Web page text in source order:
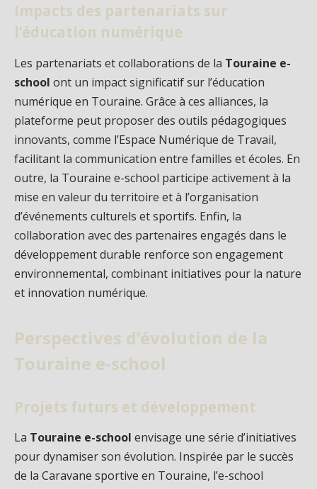
Impacts des partenariats sur
l’éducation numérique
Les partenariats et collaborations de la Touraine e-
school ont un impact significatif sur l’éducation
numérique en Touraine. Grâce à ces alliances, la
plateforme peut proposer des outils pédagogiques
innovants, comme l’Espace Numérique de Travail,
facilitant la communication entre familles et écoles. En
outre, la Touraine e-school participe activement à la
mise en valeur du territoire et à l’organisation
d’événements culturels et sportifs. Enfin, la
collaboration avec des partenaires engagés dans le
développement durable renforce son engagement
environnemental, combinant initiatives pour la nature
et innovation numérique.
Perspectives d’évolution de la
Touraine e-school
Projets futurs et développement
La Touraine e-school envisage une série d’initiatives
pour dynamiser son évolution. Inspirée par le succès
de la Caravane sportive en Touraine, l’e-school